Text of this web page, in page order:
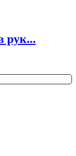
рук...